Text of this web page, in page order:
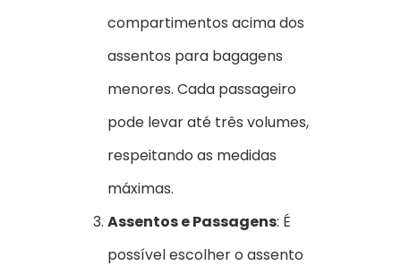
compartimentos acima dos
assentos para bagagens
menores. Cada passageiro
pode levar até três volumes,
respeitando as medidas
máximas.
Assentos e Passagens: É
possível escolher o assento